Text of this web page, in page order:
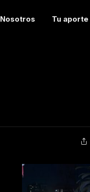
Nosotros Tu aporte